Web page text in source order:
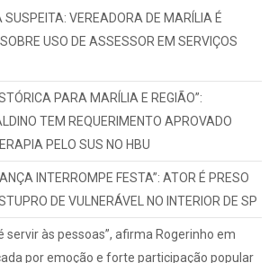
SUSPEITA: VEREADORA DE MARÍLIA É
USO DE ASSESSOR EM SERVIÇOS